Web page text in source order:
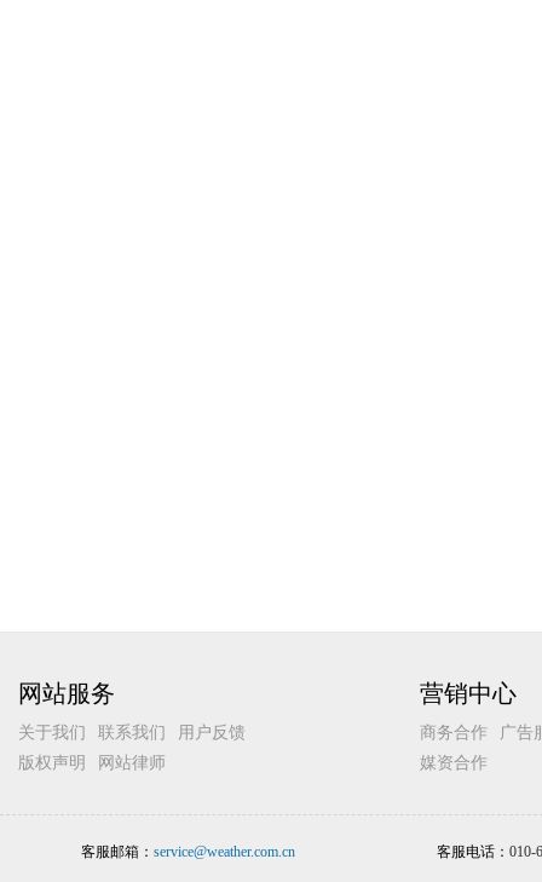
网站服务
关于我们 联系我们
用户反馈
版权声明
网站律师
营销中心
商务合作
广告
媒资合作
客服邮箱： service@weather.com.cn 客服电话： 010-